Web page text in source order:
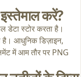
करें?
डेटा स्टोर करता है।
है। आधुनिक डिज़ाइन,
में आम तौर पर PNG